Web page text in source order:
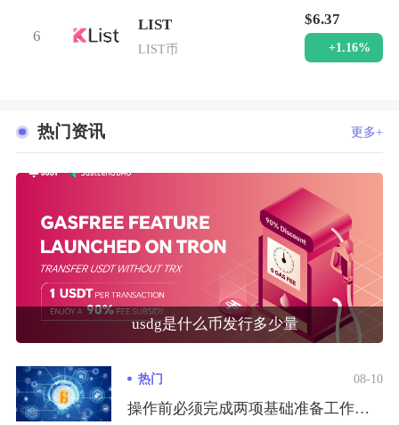
6
LIST
LIST币
$6.37
+1.16%
热门资讯 更多+
usdg是什么币发行多少量
热门 08-10
操作前必须完成两项基础准备工作，缺一不可，首先是交易所完整K...